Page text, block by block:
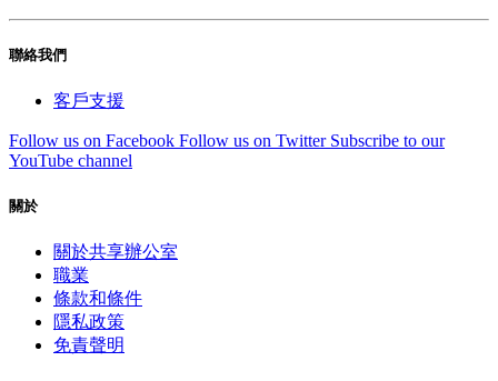
聯絡我們
客戶支援
Follow us on Facebook Follow us on Twitter Subscribe to our
YouTube channel
關於
關於共享辦公室
職業
條款和條件
隱私政策
免責聲明